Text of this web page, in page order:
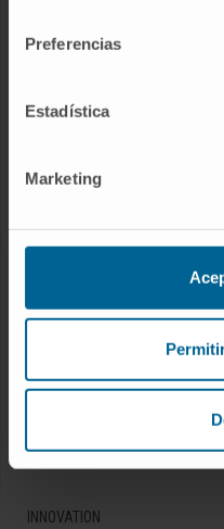
Preferencias
Estadística
Marketing
Our Researchers
Technology platforms
INNOVATION